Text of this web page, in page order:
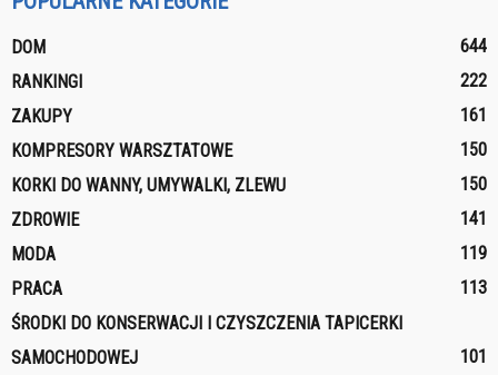
DOM
644
RANKINGI
222
ZAKUPY
161
KOMPRESORY WARSZTATOWE
150
KORKI DO WANNY, UMYWALKI, ZLEWU
150
ZDROWIE
141
MODA
119
PRACA
113
ŚRODKI DO KONSERWACJI I CZYSZCZENIA TAPICERKI
SAMOCHODOWEJ
101